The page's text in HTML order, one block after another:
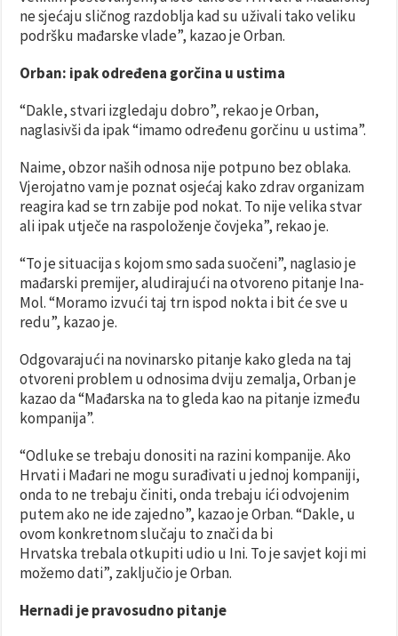
ne sjećaju sličnog razdoblja kad su uživali tako veliku
podršku mađarske vlade”, kazao je Orban.
Orban: ipak određena gorčina u ustima
“Dakle, stvari izgledaju dobro”, rekao je Orban,
naglasivši da ipak “imamo određenu gorčinu u ustima”.
Naime, obzor naših odnosa nije potpuno bez oblaka.
Vjerojatno vam je poznat osjećaj kako zdrav organizam
reagira kad se trn zabije pod nokat. To nije velika stvar
ali ipak utječe na raspoloženje čovjeka”, rekao je.
“To je situacija s kojom smo sada suočeni”, naglasio je
mađarski premijer, aludirajući na otvoreno pitanje Ina-
Mol. “Moramo izvući taj trn ispod nokta i bit će sve u
redu”, kazao je.
Odgovarajući na novinarsko pitanje kako gleda na taj
otvoreni problem u odnosima dviju zemalja, Orban je
kazao da “Mađarska na to gleda kao na pitanje između
kompanija”.
“Odluke se trebaju donositi na razini kompanije. Ako
Hrvati i Mađari ne mogu surađivati u jednoj kompaniji,
onda to ne trebaju činiti, onda trebaju ići odvojenim
putem ako ne ide zajedno”, kazao je Orban. “Dakle, u
ovom konkretnom slučaju to znači da bi
Hrvatska trebala otkupiti udio u Ini. To je savjet koji mi
možemo dati”, zaključio je Orban.
Hernadi je pravosudno pitanje